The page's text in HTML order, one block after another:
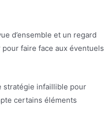
d’ensemble et un regard
faire face aux éventuels
stratégie infaillible pour
certains éléments